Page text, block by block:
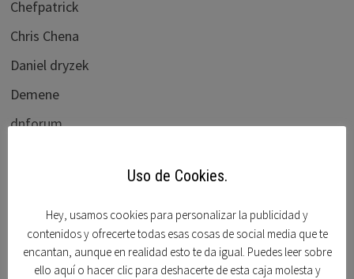
Chefpatrick
Chris Chena
Daniel dryzek
Demene
dnforum
Domaining
Dominios clave
Dominios en venta
Uso de Cookies.
Hey, usamos cookies para personalizar la publicidad y
contenidos y ofrecerte todas esas cosas de social media que te
encantan, aunque en realidad esto te da igual. Puedes leer sobre
ello aquí o hacer clic para deshacerte de esta caja molesta y